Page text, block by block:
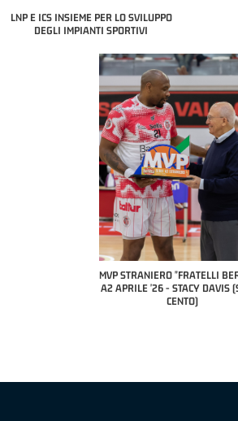
LNP E ICS INSIEME PER LO SVILUPPO
DEGLI IMPIANTI SPORTIVI
MVP "FRATELLI BERETTA"
DILAS B NAZIONALE APRILE
MARCO RESTELLI (TAV